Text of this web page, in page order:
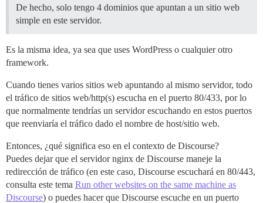
De hecho, solo tengo 4 dominios que apuntan a un sitio web
simple en este servidor.
Es la misma idea, ya sea que uses WordPress o cualquier otro
framework.
Cuando tienes varios sitios web apuntando al mismo servidor, todo
el tráfico de sitios web/http(s) escucha en el puerto 80/433, por lo
que normalmente tendrías un servidor escuchando en estos puertos
que reenviaría el tráfico dado el nombre de host/sitio web.
Entonces, ¿qué significa eso en el contexto de Discourse?
Puedes dejar que el servidor nginx de Discourse maneje la
redirección de tráfico (en este caso, Discourse escuchará en 80/443,
consulta este tema Run other websites on the same machine as
Discourse) o puedes hacer que Discourse escuche en un puerto